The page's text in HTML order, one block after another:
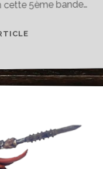
cette 5ème bande…
ON
POP-
KHORNE
ET
SES